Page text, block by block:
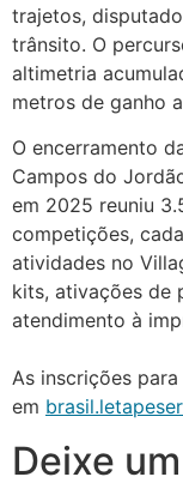
trajetos,
trânsito. O
altimetria
metros de ganho
O encerramento
Campos do
em 2025 reuniu
competições,
atividades no
kits, ativações de
atendimento à
As inscrições
em
Deixe